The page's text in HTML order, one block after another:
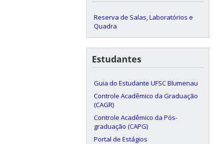
Reserva de Salas, Laboratórios e
Quadra
Estudantes
Guia do Estudante UFSC Blumenau
Controle Acadêmico da Graduação
(CAGR)
Controle Acadêmico da Pós-
graduação (CAPG)
Portal de Estágios